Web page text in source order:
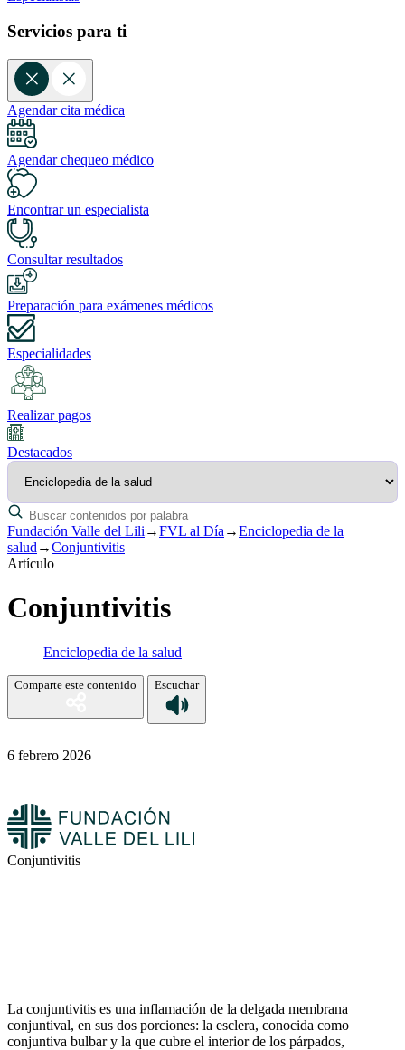
Servicios para ti
Agendar cita médica
Agendar chequeo médico
Encontrar un especialista
Consultar resultados
Preparación para exámenes médicos
Especialidades
Realizar pagos
Destacados
Fundación Valle del Lili →FVL al Día →Enciclopedia de la
salud →Conjuntivitis
Artículo
Conjuntivitis
Enciclopedia de la salud
Comparte este contenido Escuchar
6 febrero 2026
Conjuntivitis
La conjuntivitis es una inflamación de la delgada membrana
conjuntival, en sus dos porciones: la esclera, conocida como
conjuntiva bulbar y la que cubre el interior de los párpados,